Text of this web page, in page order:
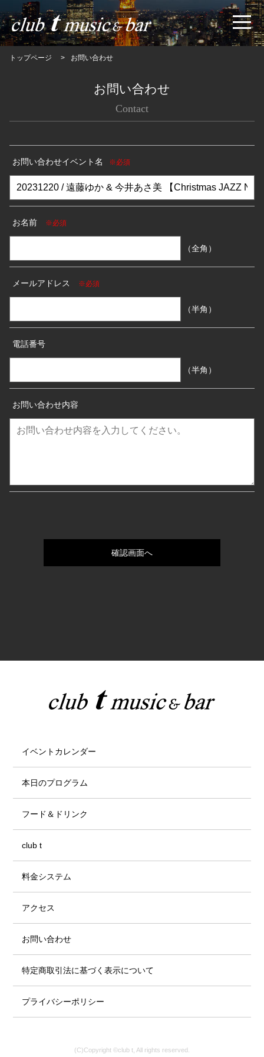
トップページ お問い合わせ
お問い合わせ
Contact
お問い合わせイベント名 ※必須
お名前 ※必須
（全角）
メールアドレス ※必須
（半角）
電話番号
（半角）
お問い合わせ内容
イベントカレンダー
本日のプログラム
フード＆ドリンク
club t
料金システム
アクセス
お問い合わせ
特定商取引法に基づく表示について
プライバシーポリシー
(C)Copyright ©club t, All rights reserved.